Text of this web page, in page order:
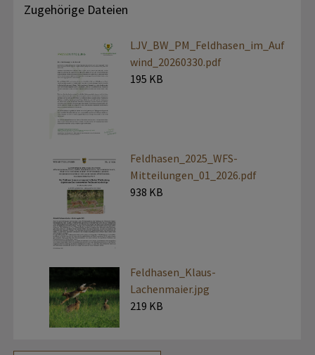
Zugehörige Dateien
LJV_BW_PM_Feldhasen_im_Auf
wind_20260330.pdf
195 KB
Feldhasen_2025_WFS-
Mitteilungen_01_2026.pdf
938 KB
Feldhasen_Klaus-
Lachenmaier.jpg
219 KB